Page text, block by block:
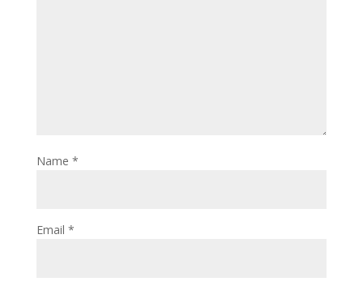
Name *
Email *